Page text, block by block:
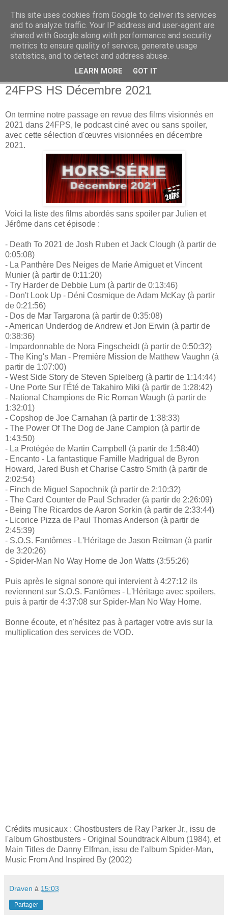
Bepod
24FPS HS Décembre 2021
On termine notre passage en revue des films visionnés en
2021 dans 24FPS, le podcast ciné avec ou sans spoiler,
avec cette sélection d'œuvres visionnées en décembre
2021.
Voici la liste des films abordés sans spoiler par Julien et
Jérôme dans cet épisode :
- Death To 2021 de Josh Ruben et Jack Clough (à partir de
0:05:08)
- La Panthère Des Neiges de Marie Amiguet et Vincent
Munier (à partir de 0:11:20)
- Try Harder de Debbie Lum (à partir de 0:13:46)
- Don't Look Up - Déni Cosmique de Adam McKay (à partir
de 0:21:56)
- Dos de Mar Targarona (à partir de 0:35:08)
- American Underdog de Andrew et Jon Erwin (à partir de
0:38:36)
- Impardonnable de Nora Fingscheidt (à partir de 0:50:32)
- The King's Man - Première Mission de Matthew Vaughn (à
partir de 1:07:00)
- West Side Story de Steven Spielberg (à partir de 1:14:44)
- Une Porte Sur l'Été de Takahiro Miki (à partir de 1:28:42)
- National Champions de Ric Roman Waugh (à partir de
1:32:01)
- Copshop de Joe Carnahan (à partir de 1:38:33)
- The Power Of The Dog de Jane Campion (à partir de
1:43:50)
- La Protégée de Martin Campbell (à partir de 1:58:40)
- Encanto - La fantastique Famille Madrigual de Byron
Howard, Jared Bush et Charise Castro Smith (à partir de
2:02:54)
- Finch de Miguel Sapochnik (à partir de 2:10:32)
- The Card Counter de Paul Schrader (à partir de 2:26:09)
- Being The Ricardos de Aaron Sorkin (à partir de 2:33:44)
- Licorice Pizza de Paul Thomas Anderson (à partir de
2:45:39)
- S.O.S. Fantômes - L'Héritage de Jason Reitman (à partir
de 3:20:26)
- Spider-Man No Way Home de Jon Watts (3:55:26)
Puis après le signal sonore qui intervient à 4:27:12 ils
reviennent sur S.O.S. Fantômes - L'Héritage avec spoilers,
puis à partir de 4:37:08 sur Spider-Man No Way Home.
Bonne écoute, et n'hésitez pas à partager votre avis sur la
multiplication des services de VOD.
Crédits musicaux : Ghostbusters de Ray Parker Jr., issu de
l'album Ghostbusters - Original Soundtrack Album (1984), et
Main Titles de Danny Elfman, issu de l'album Spider-Man,
Music From And Inspired By (2002)
Draven à 15:03
Partager
This site uses cookies from Google to deliver its services
and to analyze traffic. Your IP address and user-agent are
shared with Google along with performance and security
metrics to ensure quality of service, generate usage
statistics, and to detect and address abuse.
LEARN MORE GOT IT